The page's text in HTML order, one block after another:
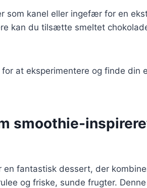
som kanel eller ingefær for en
kan du tilsætte smeltet
at eksperimentere og finde din
smoothie-
en fantastisk dessert, der
og friske, sunde frugter.